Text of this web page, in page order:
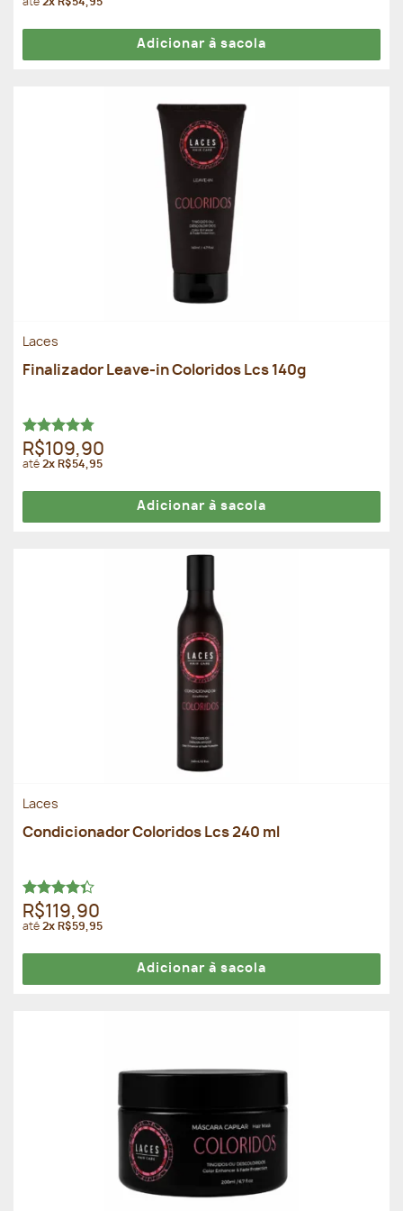
Adicionar à sacola
Laces
Finalizador Leave-in Coloridos Lcs 140g
Avaliação
4.78de 5
R$109,90
até2x R$54,95
Adicionar à sacola
Laces
Condicionador Coloridos Lcs 240 ml
Avaliação
4.33de 5
R$119,90
até2x R$59,95
Adicionar à sacola